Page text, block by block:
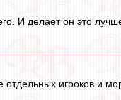
И делает он это
игроков и